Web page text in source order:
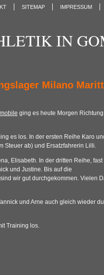
SITEMAP IMPRESSUM
IN
Milano
ging es heute Morgen Richtung
es los. In der ersten Reihe Karo
Steuer ab) und Ersatzfahrerin Lilli.
Elisabeth. In der dritten Reihe, fast
und Justine. Bis auf die
wir gut durchgekommen. Vielen
und Arne auch gleich wieder
Training los.